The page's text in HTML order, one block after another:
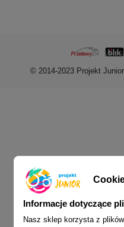
Informacje dotyczące
Nasz sklep korzysta z
© 2014-2023 Projekt